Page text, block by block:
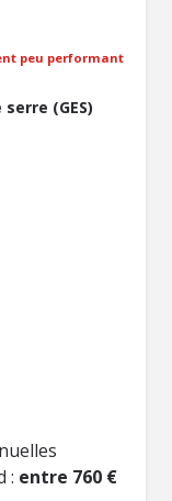
peu performant
(GES)
: entre 760 €